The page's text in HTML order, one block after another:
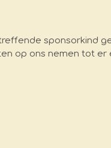
sponsorkind
op ons nemen tot er